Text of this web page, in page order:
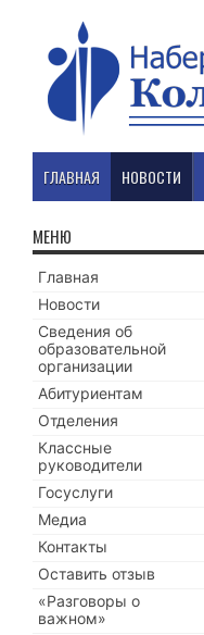
ГЛАВНАЯ НОВОСТИ
МЕНЮ
Главная
Новости
Сведения об
образовательной
организации
Абитуриентам
Отделения
Классные
руководители
Госуслуги
Медиа
Контакты
Оставить отзыв
«Разговоры о
важном»